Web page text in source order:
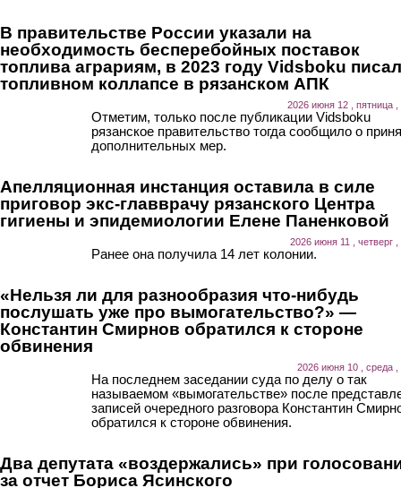
В правительстве России указали на
необходимость бесперебойных поставок
топлива аграриям, в 2023 году Vidsboku
топливном коллапсе в рязанском АПК
2026 июня 12 , пятница ,
Отметим, только после публикации Vidsboku
рязанское правительство тогда сообщило о
дополнительных мер.
Апелляционная инстанция оставила в силе
приговор экс-главврачу рязанского Центра
гигиены и эпидемиологии Елене Паненковой
2026 июня 11 , четверг ,
Ранее она получила 14 лет колонии.
«Нельзя ли для разнообразия что-нибудь
послушать уже про вымогательство?» —
Константин Смирнов обратился к стороне
обвинения
2026 июня 10 , среда ,
На последнем заседании суда по делу о так
называемом «вымогательстве» после
записей очередного разговора Константин
обратился к стороне обвинения.
Два депутата «воздержались» при
за отчет Бориса Ясинского